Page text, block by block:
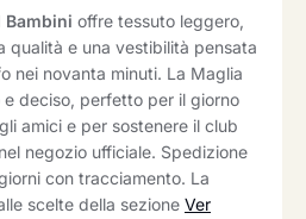
Bambini offre tessuto leggero,
qualità e una vestibilità pensata
nei novanta minuti. La Maglia
deciso, perfetto per il giorno
amici e per sostenere il club
negozio ufficiale. Spedizione
con tracciamento. La
scelte della sezione Ver